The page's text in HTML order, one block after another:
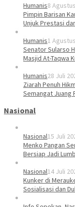
Humanis8
Pimpin Barisan
Unjuk Prestasi
Humanis1
Senator Sularso
Masjid At-Taqwa
Humanis28 Juli
Ziarah Penuh
Semangat Juang
Nasional
Nasional15 Juli
Menko Pangan
Bersiap Jadi
Nasional14 Juli
Kunker di
Sosialisasi dan